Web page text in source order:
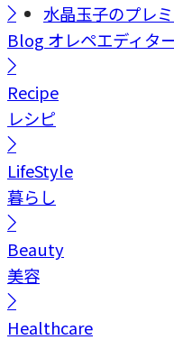
水晶玉子のプレ
Blog オレペエディタ
Recipe
レシピ
LifeStyle
暮らし
Beauty
美容
Healthcare